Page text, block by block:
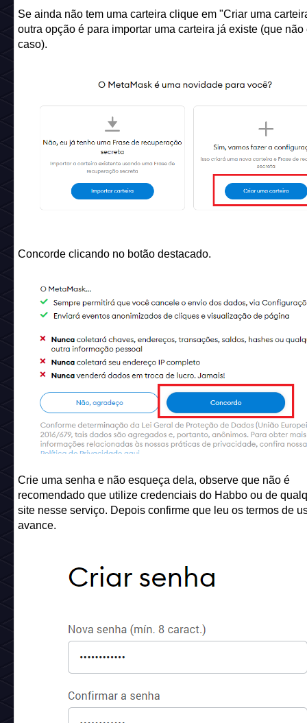
Se ainda não tem uma carteira clique em "Criar uma
outra opção é para importar uma carteira já existe (que não
caso).
Concorde clicando no botão destacado.
Crie uma senha e não esqueça dela, observe que não é
recomendado que utilize credenciais do Habbo ou de
site nesse serviço. Depois confirme que leu os termos de
avance.